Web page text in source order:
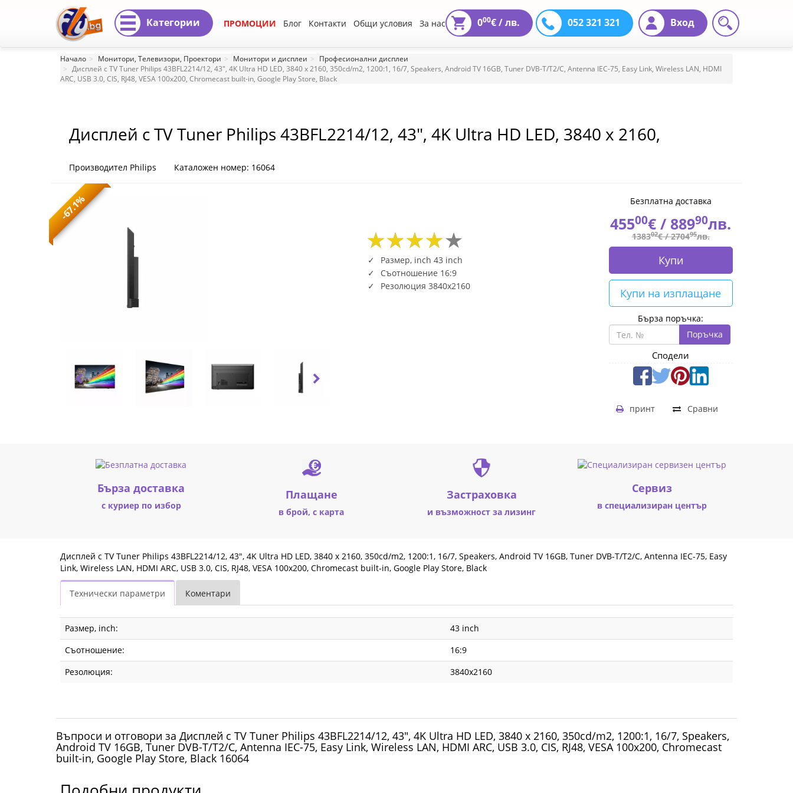
Дисплей
с
Tuner
Philips
43BFL2214/12,
43",
4K
Ultra
350cd/m2,
1200:1,
Android
16GB,
DVB-
T/T2/C,
Antenna
IEC-
75,
Easy
Wireless
LAN,
HDMI
Категории ПРОМОЦИИ Блог Контакти Общи условия За нас Вход
052 321 321
000€ /лв.
Начало Монитори, Телевизори, Проектори Монитори и дисплеи
Професионални дисплеи
Дисплей с TV Tuner Philips 43BFL2214/12, 43", 4K Ultra HD LED, 3840 x 2160, 350cd/m2, 1200:1, 16/7, Speakers, Android TV 16GB, Tuner DVB-T/T2/C, Antenna IEC-75, Easy Link, Wireless LAN, HDMI
ARC, USB 3.0, CIS, RJ48, VESA 100x200, Chromecast built-in, Google Play Store, Black
Дисплей с TV Tuner Philips 43BFL2214/12, 43", 4K Ultra HD LED, 3840 x 2160,
350cd/m2, 1200:1, 16/7, Speakers, Android TV 16GB, Tuner DVB-T/T2/C, Antenna IEC-75,
Easy Link, Wireless LAN, HDMI ARC, USB 3.0, CIS, RJ48, VESA 100x200, Chromecast built-
in, Google Play Store, Black
Производител Philips Каталожен номер: 16064
-67.1%
Размер, inch 43 inch
Съотношение 16:9
Резолюция 3840x2160
Безплатна доставка
45500€ / 88990лв.
138302€ /270495лв.
Купи
Купи на изплащане
Бърза поръчка:
Поръчка
Сподели
Сравни
принт
Бърза доставка
с куриер по избор
Плащане
в брой, с карта
Застраховка
и възможност за лизинг
Cервиз
в специализиран център
Дисплей с TV Tuner Philips 43BFL2214/12, 43", 4K Ultra HD LED, 3840 x 2160, 350cd/m2, 1200:1, 16/7, Speakers, Android TV 16GB, Tuner DVB-T/T2/C, Antenna IEC-75, Easy
Link, Wireless LAN, HDMI ARC, USB 3.0, CIS, RJ48, VESA 100x200, Chromecast built-in, Google Play Store, Black
Технически параметри Коментари
Размер, inch:
43 inch
Съотношение:
16:9
Резолюция:
3840x2160
Въпроси и отговори за Дисплей с TV Tuner Philips 43BFL2214/12, 43", 4K Ultra HD LED, 3840 x 2160, 350cd/m2, 1200:1, 16/7, Speakers,
Android TV 16GB, Tuner DVB-T/T2/C, Antenna IEC-75, Easy Link, Wireless LAN, HDMI ARC, USB 3.0, CIS, RJ48, VESA 100x200, Chromecast
built-in, Google Play Store, Black 16064